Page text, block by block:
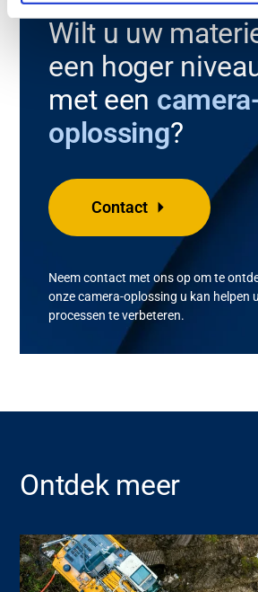
Wilt u uw
een hoger
met een
oplossing?
Neem contact met ons op om te
onze camera-oplossing u kan helpen
processen te verbeteren.
Contact
Ontdek meer